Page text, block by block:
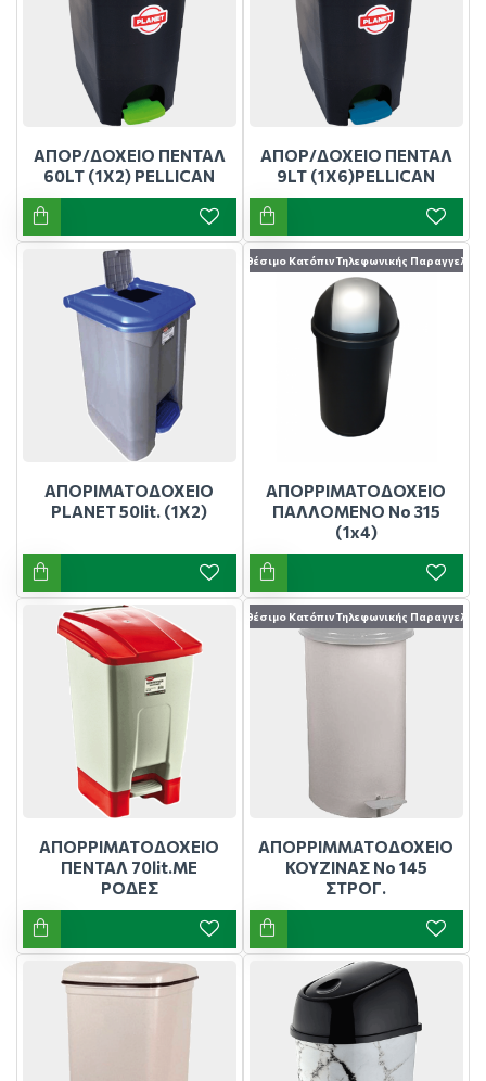
ΑΠΟΡ/ΔΟΧΕΙΟ ΠΕΝΤΑΛ
60LT (1Χ2) PELLICAN
ΑΠΟΡ/ΔΟΧΕΙΟ ΠΕΝΤΑΛ
9LT (1Χ6)PELLICAN
ΑΠΟΡΙΜΑΤΟΔΟΧΕΙΟ
PLANET 50lit. (1Χ2)
Διαθέσιμο Κατόπιν Τηλεφωνικής Παραγγελίας
ΑΠΟΡΡΙΜΑΤΟΔΟΧΕΙΟ
ΠΑΛΛΟΜΕΝΟ Νο 315
(1x4)
ΑΠΟΡΡΙΜΑΤΟΔΟΧΕΙΟ
ΠΕΝΤΑΛ 70lit.ΜΕ
ΡΟΔΕΣ
Διαθέσιμο Κατόπιν Τηλεφωνικής Παραγγελίας
ΑΠΟΡΡΙΜΜΑΤΟΔΟΧΕΙΟ
ΚΟΥΖΙΝΑΣ Νο 145
ΣΤΡΟΓ.